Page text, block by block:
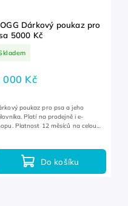
Dárkový poukaz pro
5000 Kč
000 Kč
Do košíku
poukaz pro psa a jeho
Platí na prodejně i e-
Platnost 12 měsíců na celou